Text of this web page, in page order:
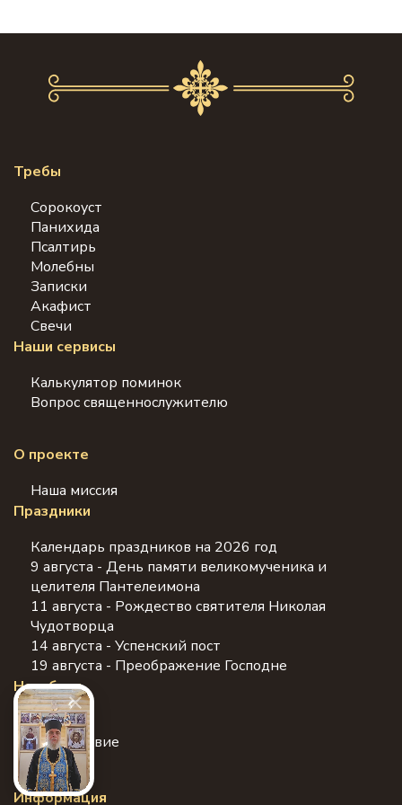
Требы
Сорокоуст
Панихида
Псалтирь
Молебны
Записки
Акафист
Свечи
Наши сервисы
Калькулятор поминок
Вопрос священнослужителю
О проекте
Наша миссия
Праздники
Календарь праздников на 2026 год
9 августа - День памяти великомученика и
целителя Пантелеимона
11 августа - Рождество святителя Николая
Чудотворца
14 августа - Успенский пост
19 августа - Преображение Господне
Наш блог
Молитвы
Православие
Информация